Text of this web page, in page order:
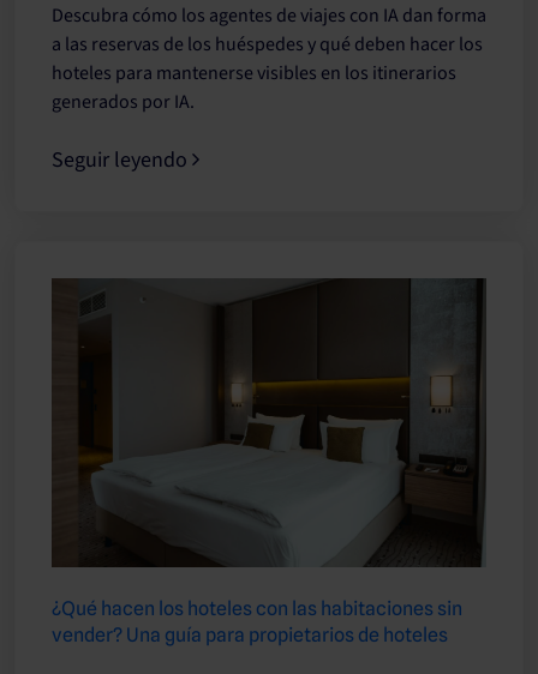
Descubra cómo los agentes de viajes con IA dan forma
a las reservas de los huéspedes y qué deben hacer los
hoteles para mantenerse visibles en los itinerarios
generados por IA.
Seguir leyendo
¿Qué hacen los hoteles con las habitaciones sin
vender? Una guía para propietarios de hoteles